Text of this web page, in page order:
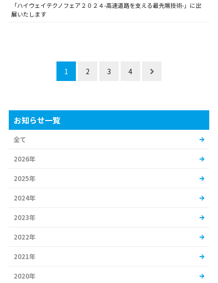
「ハイウェイテクノフェア２０２４-高速道路を支える最先端技術-」に出
展いたします
1 2 3 4
お知らせ一覧
全て
2026年
2025年
2024年
2023年
2022年
2021年
2020年